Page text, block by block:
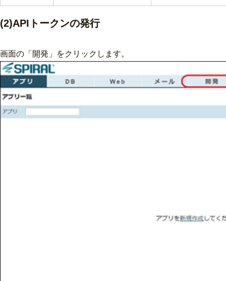
(2)APIトークンの発行
画面の「開発」をクリックします。